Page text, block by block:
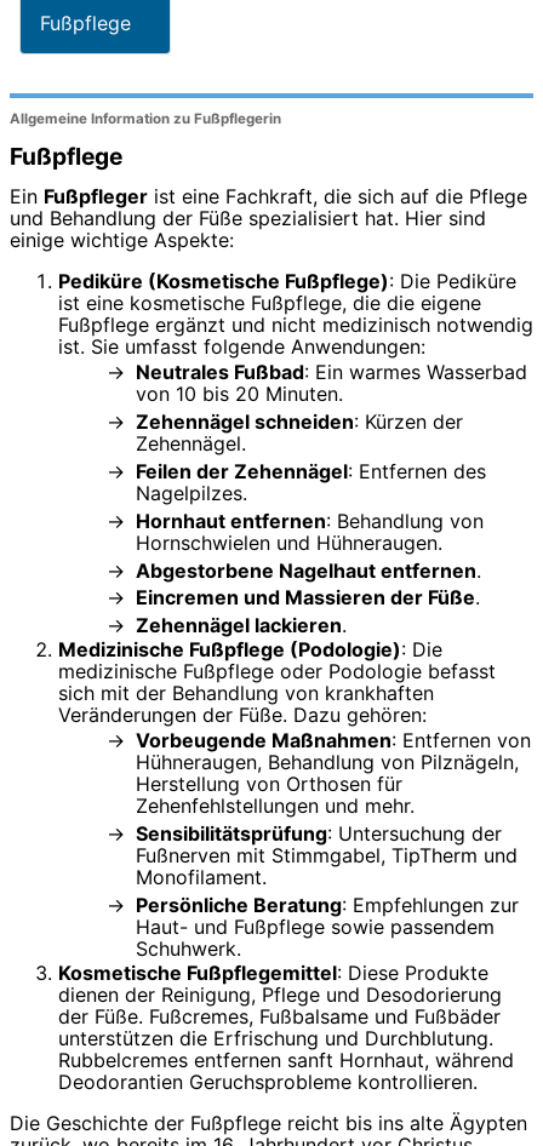
Fußpflege
Allgemeine Information zu Fußpflegerin
Fußpflege
Ein Fußpfleger ist eine Fachkraft, die sich auf die Pflege
und Behandlung der Füße spezialisiert hat. Hier sind
einige wichtige Aspekte:
Pediküre (Kosmetische Fußpflege): Die Pediküre
ist eine kosmetische Fußpflege, die die eigene
Fußpflege ergänzt und nicht medizinisch notwendig
ist. Sie umfasst folgende Anwendungen:
Neutrales Fußbad: Ein warmes Wasserbad
von 10 bis 20 Minuten.
Zehennägel schneiden: Kürzen der
Zehennägel.
Feilen der Zehennägel: Entfernen des
Nagelpilzes.
Hornhaut entfernen: Behandlung von
Hornschwielen und Hühneraugen.
Abgestorbene Nagelhaut entfernen.
Eincremen und Massieren der Füße.
Zehennägel lackieren.
Medizinische Fußpflege (Podologie): Die
medizinische Fußpflege oder Podologie befasst
sich mit der Behandlung von krankhaften
Veränderungen der Füße. Dazu gehören:
Vorbeugende Maßnahmen: Entfernen von
Hühneraugen, Behandlung von Pilznägeln,
Herstellung von Orthosen für
Zehenfehlstellungen und mehr.
Sensibilitätsprüfung: Untersuchung der
Fußnerven mit Stimmgabel, TipTherm und
Monofilament.
Persönliche Beratung: Empfehlungen zur
Haut- und Fußpflege sowie passendem
Schuhwerk.
Kosmetische Fußpflegemittel: Diese Produkte
dienen der Reinigung, Pflege und Desodorierung
der Füße. Fußcremes, Fußbalsame und Fußbäder
unterstützen die Erfrischung und Durchblutung.
Rubbelcremes entfernen sanft Hornhaut, während
Deodorantien Geruchsprobleme kontrollieren.
Die Geschichte der Fußpflege reicht bis ins alte Ägypten